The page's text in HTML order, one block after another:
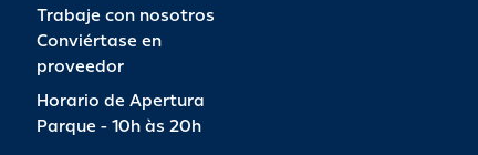
Trabaje con nosotros
Conviértase en
proveedor
Horario de Apertura
Parque - 10h às 20h